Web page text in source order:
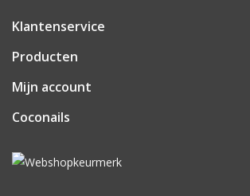
Klantenservice
Producten
Mijn account
Coconails